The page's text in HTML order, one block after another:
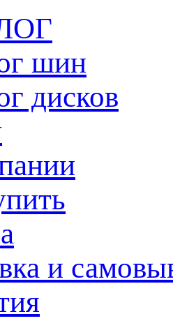
шин
дисков
и